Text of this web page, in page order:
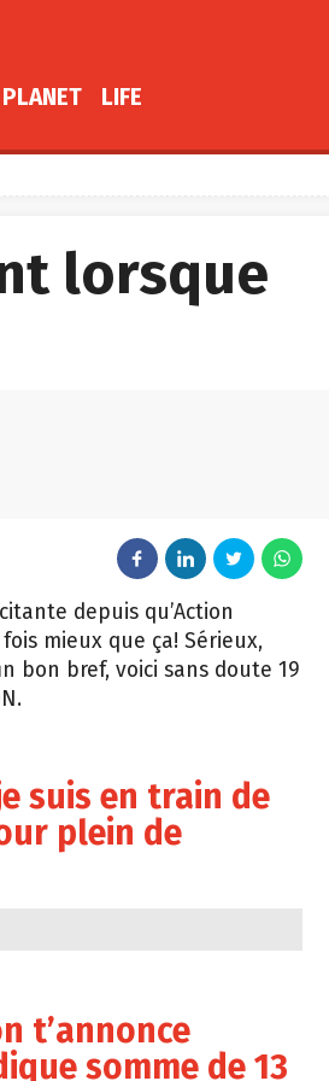
PLANET LIFE
lorsque
depuis qu’Action
mieux que ça! Sérieux,
bon bref, voici sans doute 19
suis en train de
plein de
t’annonce
somme de 13